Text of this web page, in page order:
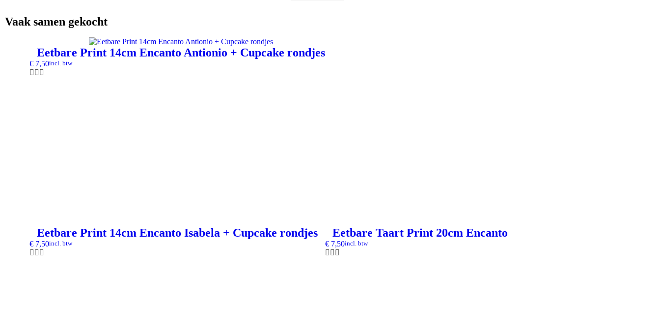
Vaak samen gekocht
Eetbare Print 14cm Encanto Antionio + Cupcake rondjes
€ 7,50incl. btw
Eetbare Print 14cm Encanto Isabela + Cupcake rondjes
€ 7,50incl. btw
Eetbare Taart Print 20cm Encanto
€ 7,50incl. btw